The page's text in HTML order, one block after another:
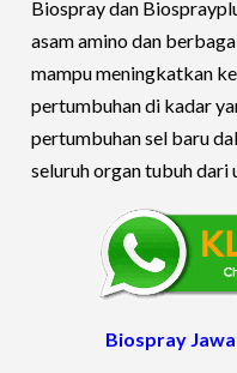
Biospray dan
asam amino dan
mampu meningkatkan
pertumbuhan di kadar
pertumbuhan sel baru
seluruh organ tubuh dari
Biospray